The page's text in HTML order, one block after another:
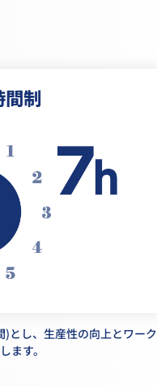
間制
とし、生産性の向上とワーク
ます。